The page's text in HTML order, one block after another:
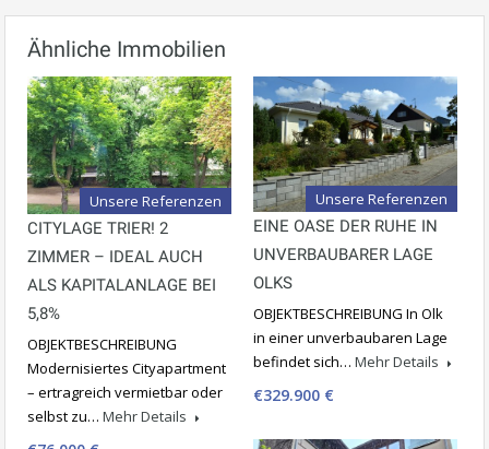
Ähnliche Immobilien
Unsere Referenzen
CITYLAGE TRIER! 2
ZIMMER – IDEAL AUCH
ALS KAPITALANLAGE BEI
5,8%
OBJEKTBESCHREIBUNG
Modernisiertes Cityapartment
– ertragreich vermietbar oder
selbst zu… Mehr Details
Unsere Referenzen
EINE OASE DER RUHE IN
UNVERBAUBARER LAGE
OLKS
OBJEKTBESCHREIBUNG In Olk
in einer unverbaubaren Lage
befindet sich… Mehr Details
€329.900 €